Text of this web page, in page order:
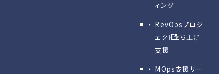
ィング
RevOpsプロジ
ェクト立ち上げ
支援
MOps支援サー